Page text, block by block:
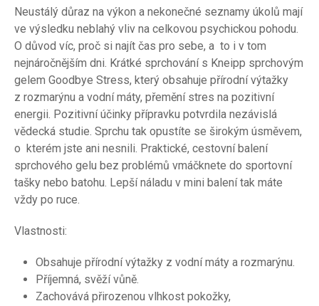
Neustálý důraz na výkon a nekonečné seznamy úkolů mají
ve výsledku neblahý vliv na celkovou psychickou pohodu.
O důvod víc, proč si najít čas pro sebe, a to i v tom
nejnáročnějším dni. Krátké sprchování s Kneipp sprchovým
gelem Goodbye Stress, který obsahuje přírodní výtažky
z rozmarýnu a vodní máty, přemění stres na pozitivní
energii. Pozitivní účinky přípravku potvrdila nezávislá
vědecká studie. Sprchu tak opustíte se širokým úsměvem,
o kterém jste ani nesnili. Praktické, cestovní balení
sprchového gelu bez problémů vmáčknete do sportovní
tašky nebo batohu. Lepší náladu v mini balení tak máte
vždy po ruce.
Vlastnosti:
Obsahuje přírodní výtažky z vodní máty a rozmarýnu.
Příjemná, svěží vůně.
Zachovává přirozenou vlhkost pokožky,